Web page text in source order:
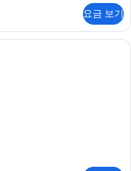
요금 보기
스위트, 침실 2개, 코너 | 이탈리아 프